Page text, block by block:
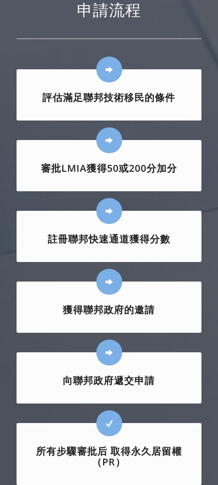
申請流程
評估滿足聯邦技術移民的條件
審批LMIA獲得50或200分加分
註冊聯邦快速通道獲得分數
獲得聯邦政府的邀請
向聯邦政府遞交申請
所有步驟審批后 取得永久居留權
（PR）